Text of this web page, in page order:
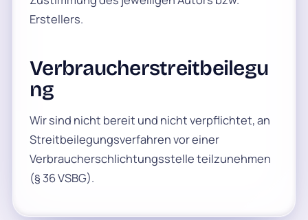
Erstellers.
Verbraucherstreitbeilegu
ng
Wir sind nicht bereit und nicht verpflichtet, an
Streitbeilegungsverfahren vor einer
Verbraucherschlichtungsstelle teilzunehmen
(§ 36 VSBG).